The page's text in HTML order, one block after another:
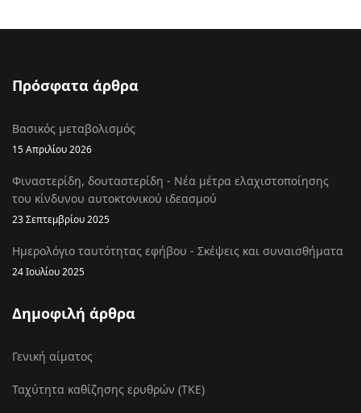
Πρόσφατα άρθρα
Βασικός μεταβολισμός
15 Απριλίου 2026
Φιναστερίδη, δουταστερίδη - Νέα μέτρα ελαχιστοποίησης
του κίνδυνου αυτοκτονικού ιδεασμού
23 Σεπτεμβρίου 2025
Ημερολόγιο ταυτότητας εφήβου - Σκέψεις και συναισθήματα
24 Ιουλίου 2025
Δημοφιλή άρθρα
Γενική αίματος
Ταχύτητα καθίζησης ερυθρών (ΤΚΕ)